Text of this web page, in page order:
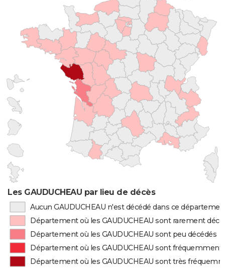
Les GAUDUCHEAU par lieu de décès
Aucun GAUDUCHEAU n'est décédé dans ce
Département où les GAUDUCHEAU sont rarement
Département où les GAUDUCHEAU sont peu décédés
Département où les GAUDUCHEAU sont fréquemment
Département où les GAUDUCHEAU sont très